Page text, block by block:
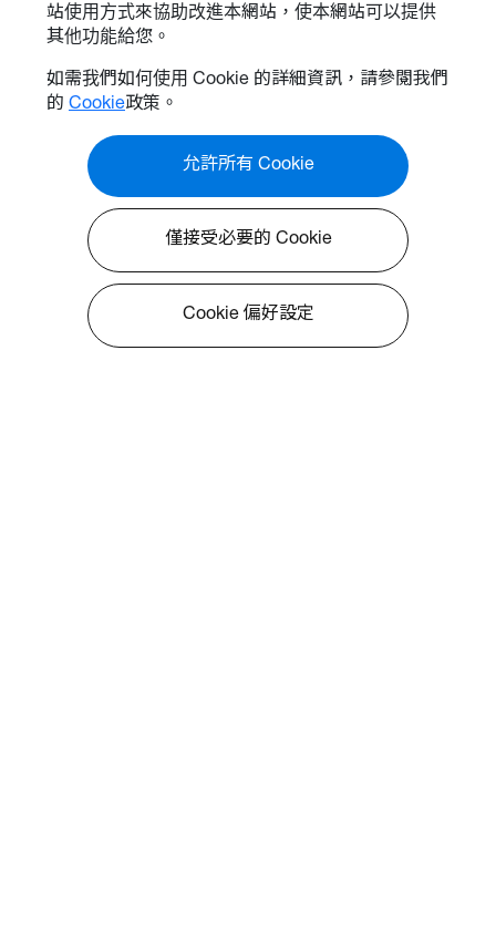
站使用方式來協助改進本網站，使本網站可以提供
其他功能給您。
如需我們如何使用 Cookie 的詳細資訊，請參閱我們
的 Cookie政策。
允許所有 Cookie
僅接受必要的 Cookie
Cookie 偏好設定